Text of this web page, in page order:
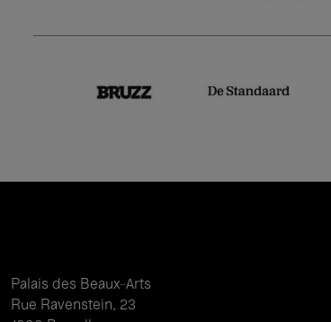
Palais des Beaux-Arts
Rue Ravenstein, 23